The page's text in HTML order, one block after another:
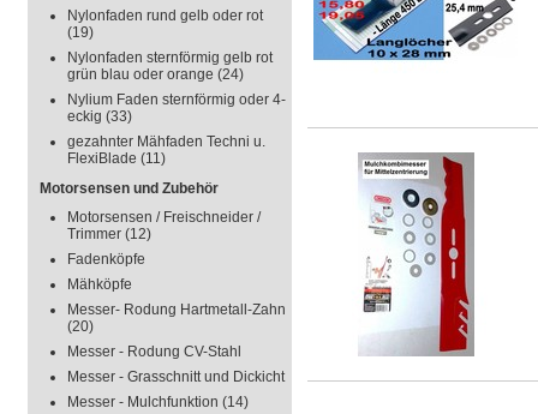
Nylonfaden rund gelb oder rot
(19)
Nylonfaden sternförmig gelb rot
grün blau oder orange (24)
Nylium Faden sternförmig oder 4-
eckig (33)
gezahnter Mähfaden Techni u.
FlexiBlade (11)
Motorsensen und Zubehör
Motorsensen / Freischneider /
Trimmer (12)
Fadenköpfe
Mähköpfe
Messer- Rodung Hartmetall-Zahn
(20)
Messer - Rodung CV-Stahl
Messer - Grasschnitt und Dickicht
Messer - Mulchfunktion (14)